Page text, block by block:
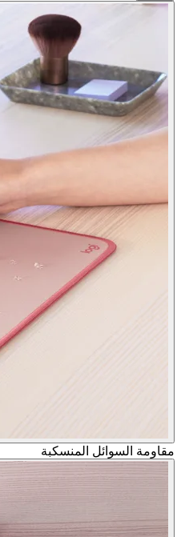
مقاومة السوائل المنسكبة